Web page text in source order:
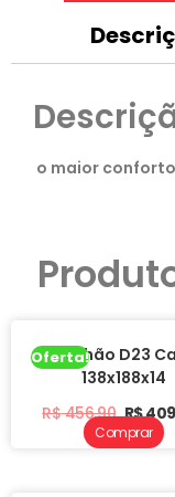
o maior
Oferta!
Colchão D23
138x188x14
R$456,90 R$
Comprar